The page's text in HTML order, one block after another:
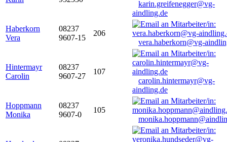
karin.greifenegger@vg-
aindling.de
Haberkorn
Vera
08237
9607-15
206
vera.haberkorn@vg-
Hintermayr
Carolin
08237
9607-27
107
carolin.hintermayr@vg-
aindling.de
Hoppmann
Monika
08237
9607-0
105